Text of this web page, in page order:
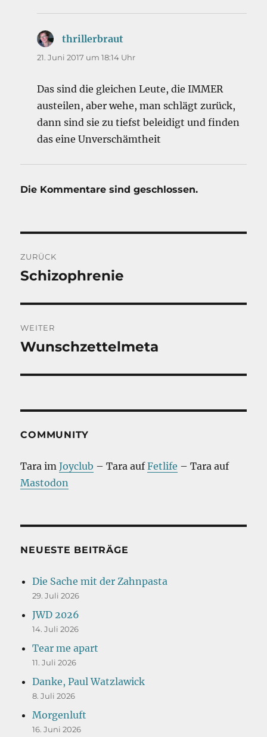
thrillerbraut
21. Juni 2017 um 18:14 Uhr
Das sind die gleichen Leute, die IMMER
austeilen, aber wehe, man schlägt zurück,
dann sind sie zu tiefst beleidigt und finden
das eine Unverschämtheit
Die Kommentare sind geschlossen.
ZURÜCK
Vorheriger
Schizophrenie
WEITER
Nächster
Wunschzettelmeta
COMMUNITY
Tara imJoyclub – Tara aufFetlife – Tara auf
Mastodon
NEUESTE BEITRÄGE
Die Sache mit der Zahnpasta
29. Juli 2026
JWD 2026
14. Juli 2026
Tear me apart
11. Juli 2026
Danke, Paul Watzlawick
8. Juli 2026
Morgenluft
16. Juni 2026